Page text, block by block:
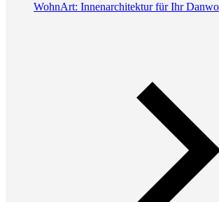
WohnArt: Innenarchitektur für Ihr